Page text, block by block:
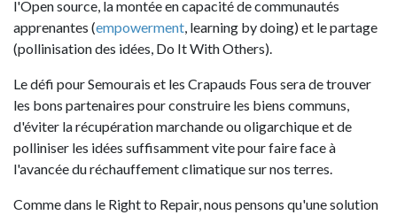
l'Open source, la montée en capacité de communautés
apprenantes (empowerment , learning by doing) et le partage
(pollinisation des idées, Do It With Others).
Le défi pour Semourais et les Crapauds Fous sera de trouver
les bons partenaires pour construire les biens communs,
d'éviter la récupération marchande ou oligarchique et de
polliniser les idées suffisamment vite pour faire face à
l'avancée du réchauffement climatique sur nos terres.
Comme dans le Right to Repair, nous pensons qu'une solution